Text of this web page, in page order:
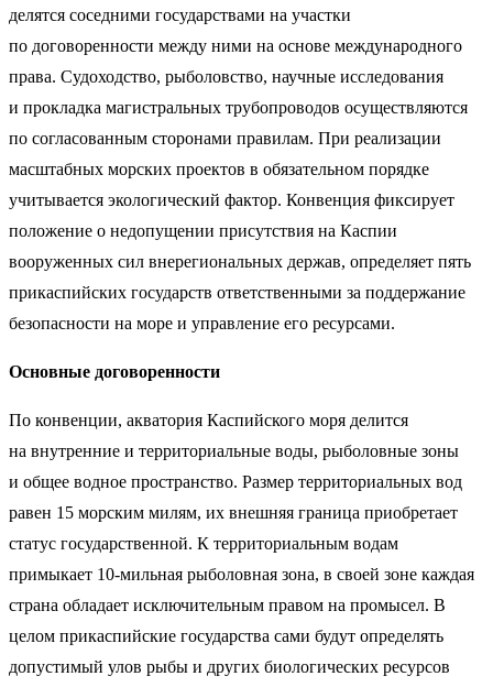
делятся соседними государствами на участки
по договоренности между ними на основе международного
права. Судоходство, рыболовство, научные исследования
и прокладка магистральных трубопроводов осуществляются
по согласованным сторонами правилам. При реализации
масштабных морских проектов в обязательном порядке
учитывается экологический фактор. Конвенция фиксирует
положение о недопущении присутствия на Каспии
вооруженных сил внерегиональных держав, определяет пять
прикаспийских государств ответственными за поддержание
безопасности на море и управление его ресурсами.
Основные договоренности
По конвенции, акватория Каспийского моря делится
на внутренние и территориальные воды, рыболовные зоны
и общее водное пространство. Размер территориальных вод
равен 15 морским милям, их внешняя граница приобретает
статус государственной. К территориальным водам
примыкает 10-мильная рыболовная зона, в своей зоне каждая
страна обладает исключительным правом на промысел. В
целом прикаспийские государства сами будут определять
допустимый улов рыбы и других биологических ресурсов